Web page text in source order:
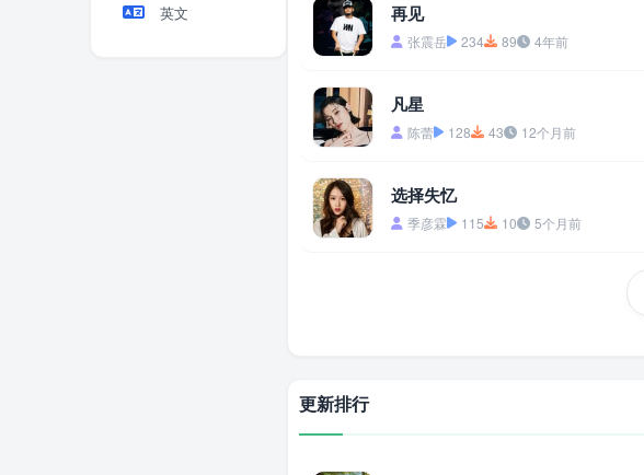
英文 再见
张震岳 234 89 4年前
凡星
陈蕾 128 43 12个月前
选择失忆
季彦霖 115 10 5个月前
更新排行